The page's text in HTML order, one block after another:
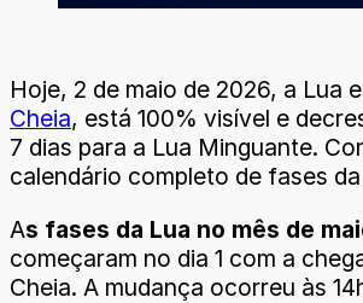
Hoje, 2 de maio de 2026, a Lua
Cheia, está 100% visível e
7 dias para a Lua Minguante.
calendário completo de fases
As fases da Lua no mês de
começaram no dia 1 com a
Cheia. A mudança ocorreu às